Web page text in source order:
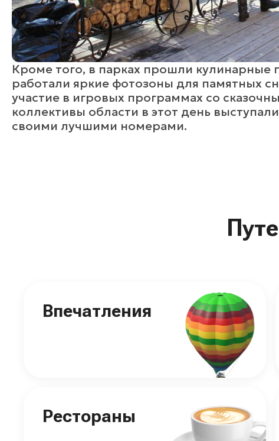
Кроме того, в парках прошли кулинарные
работали яркие фотозоны для памятных
участие в игровых программах со
коллективы области в этот день
своими лучшими номерами.
Впечатления
Рестораны